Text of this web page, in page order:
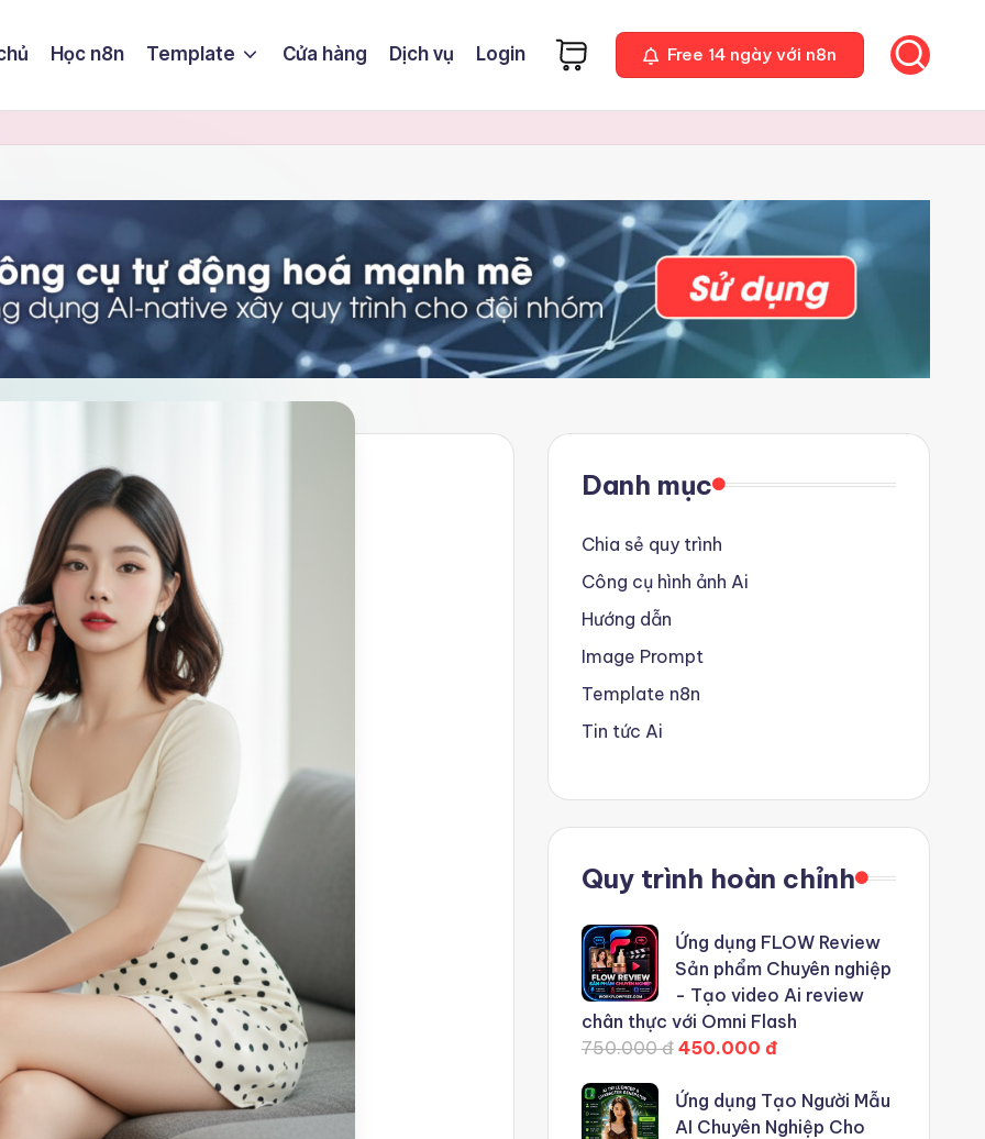
Học n8n Template Cửa hàng Dịch vụ Login Free 14 ngày với n8n
Danh mục
Chia sẻ quy trình
Công cụ hình ảnh Ai
Hướng dẫn
Image Prompt
Template n8n
Tin tức Ai
Quy trình hoàn chỉnh
Ứng dụng FLOW Review
Sản phẩm Chuyên nghiệp
- Tạo video Ai review
chân thực với Omni Flash
750.000 đ 450.000 đ
Ứng dụng Tạo Người Mẫu
AI Chuyên Nghiệp Cho